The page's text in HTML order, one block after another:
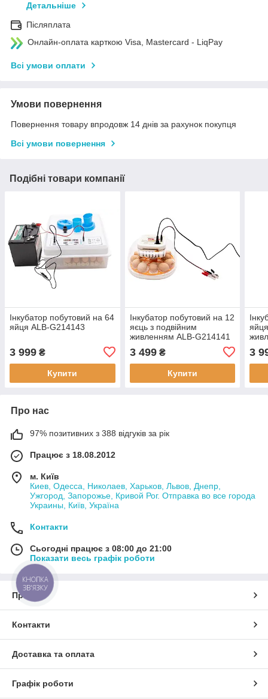
Детальніше
Післяплата
Онлайн-оплата карткою Visa, Mastercard - LiqPay
Всі умови оплати
Умови повернення
Повернення товару впродовж 14 днів за рахунок покупця
Всі умови повернення
Подібні товари компанії
Інкубатор побутовий на 64
яйця ALB-G214143
3 999 ₴
Купити
Інкубатор побутовий на 12
яєць з подвійним
живленням ALB-G214141
3 499₴
Купити
3
Про нас
97% позитивних з 388 відгуків за рік
Працює з 18.08.2012
м. Київ
Киев, Одесса, Николаев, Харьков, Львов, Днепр,
Ужгород, Запорожье, Кривой Рог. Отправка во все города
Украины, Київ, Україна
Контакти
Сьогодні працює з 08:00 до 21:00
Показати весь графік роботи
Про нас
Контакти
Доставка та оплата
Графік роботи
КНОПКА
ЗВ'ЯЗКУ